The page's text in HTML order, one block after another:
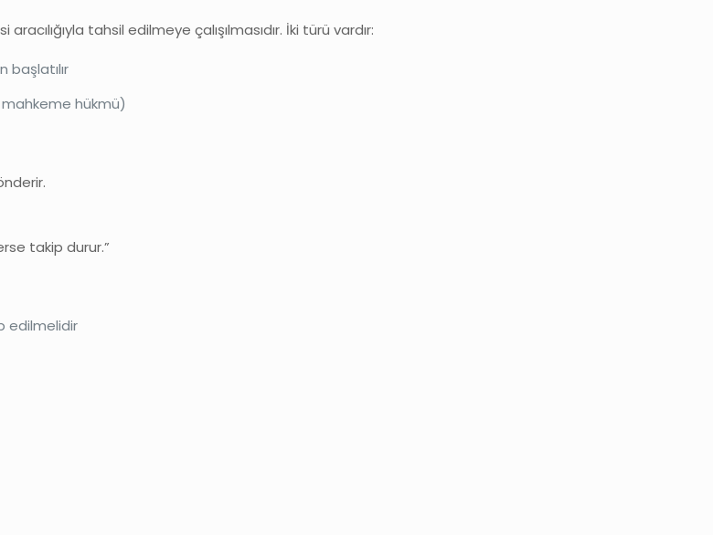
aracılığıyla tahsil edilmeye çalışılmasıdır. İki türü vardır:
başlatılır
hükmü)
takip durur.”
edilmelidir